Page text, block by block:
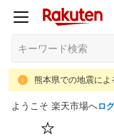
熊本県での地震によ
ようこそ 楽天市場へロ